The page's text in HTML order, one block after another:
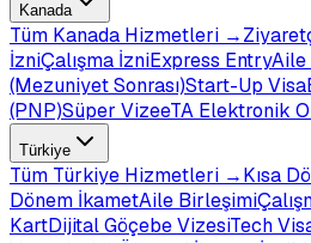
Kanada
Tüm Kanada Hizmetleri →
İzniÇalışma İzniExpress EntryAile
(Mezuniyet Sonrası)Start-Up Visa
(PNP)Süper VizeeTA Elektronik
Türkiye
Tüm Türkiye Hizmetleri →Kısa
Dönem İkametAile Birleşimi
KartDijital Göçebe VizesiTech